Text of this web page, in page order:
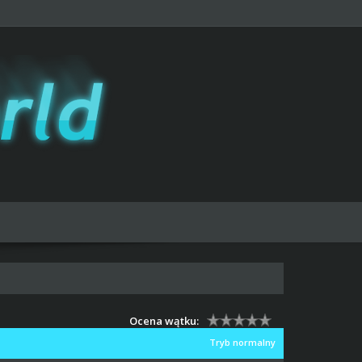
Ocena wątku:
Tryb normalny